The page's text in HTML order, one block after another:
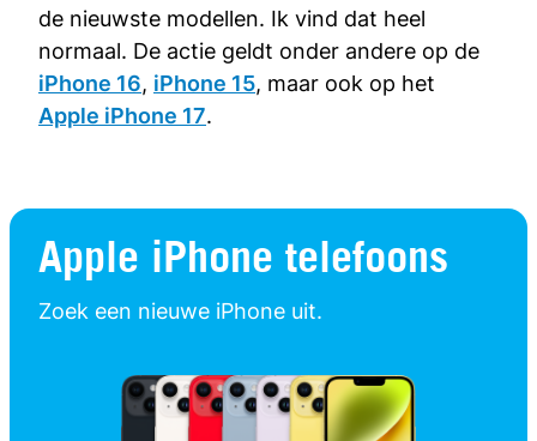
de nieuwste modellen. Ik vind dat heel
normaal. De actie geldt onder andere op de
iPhone 16, iPhone 15, maar ook op het
Apple iPhone 17.
Apple iPhone telefoons
Zoek een nieuwe iPhone uit.